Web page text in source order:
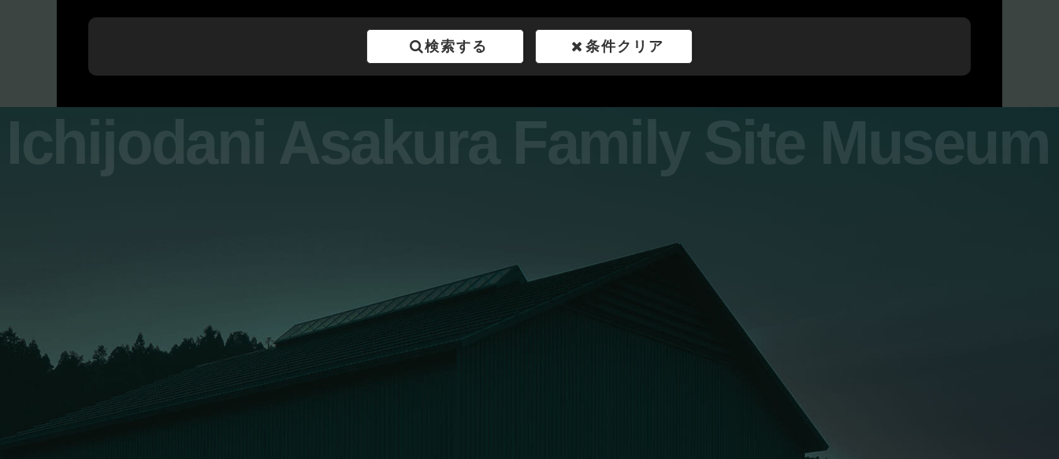
検索する 条件クリア
Ichijodani Asakura Family Site Museum